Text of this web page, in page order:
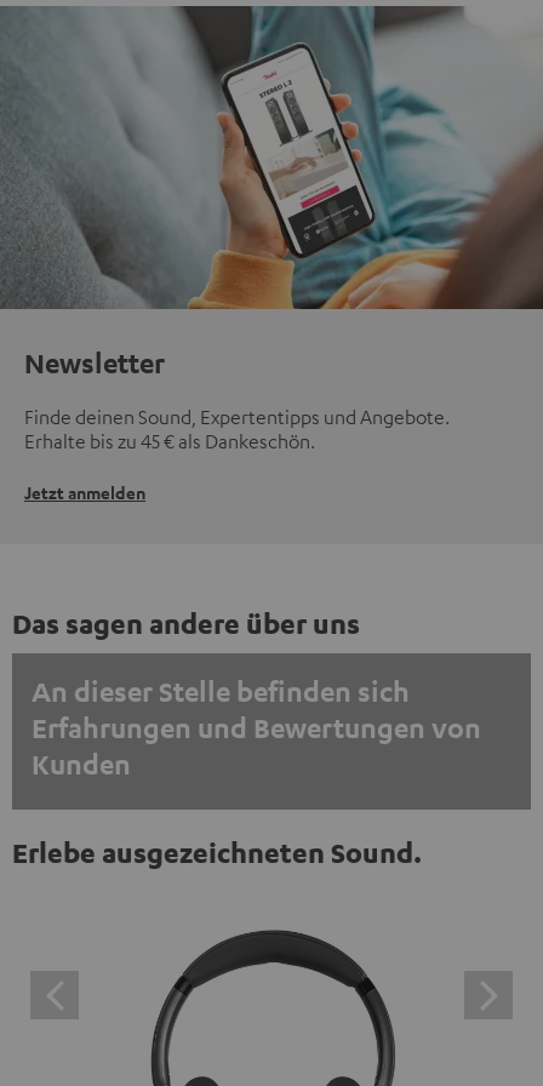
Newsletter
Finde deinen Sound, Expertentipps und Angebote.
Erhalte bis zu 45 € als Dankeschön.
Jetzt anmelden
Das sagen andere über uns
An dieser Stelle befinden sich
Erfahrungen und Bewertungen von
Kunden
EINMALIG ZUSTIMMEN UND ANZEIGEN
Trustpilot‑Bewertungen sind externe Inhalte. Der
externe Inhalt kann hier mit nur einem Klick angezeigt
werden. Mit dem Anklicken des Inhalts wird zugestimmt,
dass externe Inhalte angezeigt werden. Dabei können
personenbezogene Daten an Drittplattformen
Erlebe ausgezeichneten Sound.